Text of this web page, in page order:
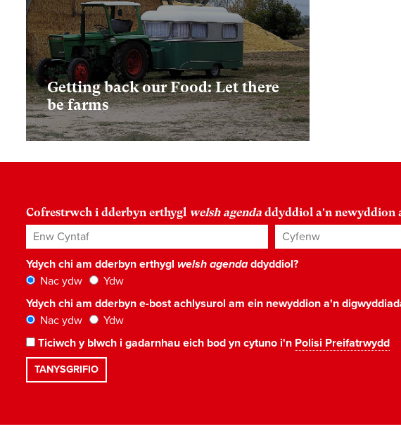
Getting back our Food: Let there
be farms
Cofrestrwch i dderbyn erthygl welsh agenda ddyddiol a'n newyddion
Enw Cyntaf Cyfenw
Ydych chi am dderbyn erthygl welsh agendaddyddiol?
Nac ydw
Ydw
Ydych chi am dderbyn e-bost achlysurol am ein newyddion a'n
Nac ydw
Ydw
Ticiwch y blwch i gadarnhau eich bod yn cytuno i'n Polisi Preifatrwydd